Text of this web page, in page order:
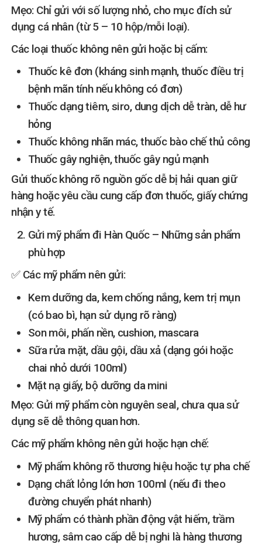
Mẹo: Chỉ gửi với số lượng nhỏ, cho mục đích sử
dụng cá nhân (từ 5 – 10 hộp/mỗi loại).
Các loại thuốc không nên gửi hoặc bị cấm:
Thuốc kê đơn (kháng sinh mạnh, thuốc điều trị
bệnh mãn tính nếu không có đơn)
Thuốc dạng tiêm, siro, dung dịch dễ tràn, dễ hư
hỏng
Thuốc không nhãn mác, thuốc bào chế thủ công
Thuốc gây nghiện, thuốc gây ngủ mạnh
Gửi thuốc không rõ nguồn gốc dễ bị hải quan giữ
hàng hoặc yêu cầu cung cấp đơn thuốc, giấy chứng
nhận y tế.
Gửi mỹ phẩm đi Hàn Quốc – Những sản phẩm
phù hợp
✅ Các mỹ phẩm nên gửi:
Kem dưỡng da, kem chống nắng, kem trị mụn
(có bao bì, hạn sử dụng rõ ràng)
Son môi, phấn nền, cushion, mascara
Sữa rửa mặt, dầu gội, dầu xả (dạng gói hoặc
chai nhỏ dưới 100ml)
Mặt nạ giấy, bộ dưỡng da mini
Mẹo: Gửi mỹ phẩm còn nguyên seal, chưa qua sử
dụng sẽ dễ thông quan hơn.
Các mỹ phẩm không nên gửi hoặc hạn chế:
Mỹ phẩm không rõ thương hiệu hoặc tự pha chế
Dạng chất lỏng lớn hơn 100ml (nếu đi theo
đường chuyển phát nhanh)
Mỹ phẩm có thành phần động vật hiếm, trầm
hương, sâm cao cấp dễ bị nghi là hàng thương